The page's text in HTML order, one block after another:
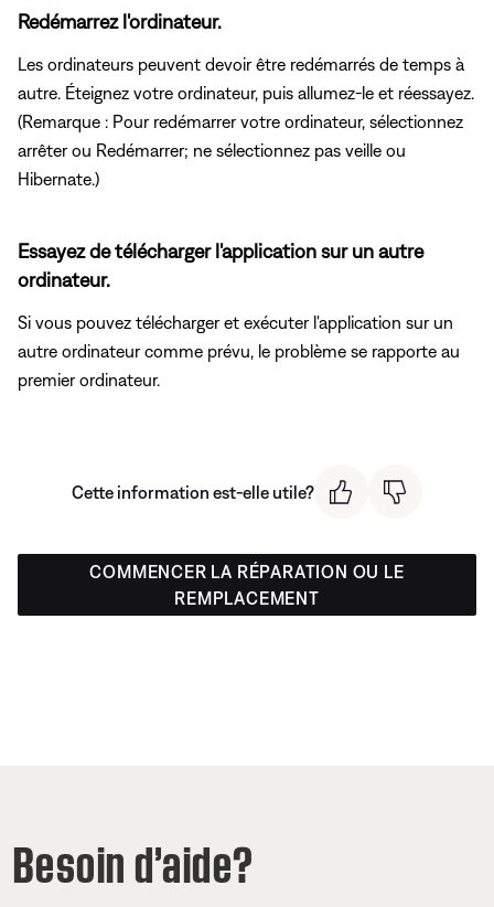
Redémarrez l'ordinateur.
Les ordinateurs peuvent devoir être redémarrés de temps à
autre. Éteignez votre ordinateur, puis allumez-le et réessayez.
(Remarque : Pour redémarrer votre ordinateur, sélectionnez
arrêter ou Redémarrer; ne sélectionnez pas veille ou
Hibernate.)
Essayez de télécharger l'application sur un autre
ordinateur.
Si vous pouvez télécharger et exécuter l'application sur un
autre ordinateur comme prévu, le problème se rapporte au
premier ordinateur.
Cette information est-elle utile?
COMMENCER LA RÉPARATION OU LE
REMPLACEMENT
Besoin d’aide?